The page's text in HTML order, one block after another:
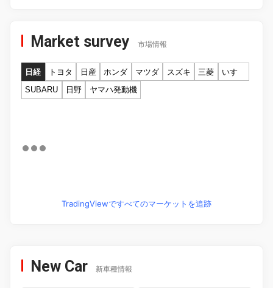
Market survey 市場情報
日経 トヨタ 日産 ホンダ マツダ スズキ 三菱
いすゞ
SUBARU
日野 ヤマハ発動機
TradingViewですべてのマーケットを追跡
New Car 新車種情報